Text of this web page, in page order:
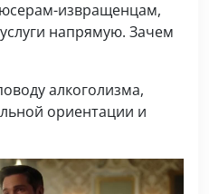
извращенцам,
напрямую. Зачем
алкоголизма,
ориентации и